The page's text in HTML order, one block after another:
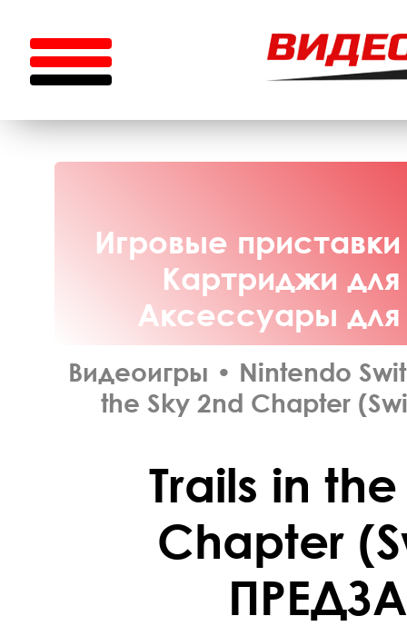
Игровые
Картриджи
Аксессуары для
Видеоигры • Nintendo
the Sky 2nd Chapter
Trails in
Chapter